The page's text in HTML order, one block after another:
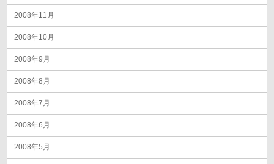
2008年11月
2008年10月
2008年9月
2008年8月
2008年7月
2008年6月
2008年5月